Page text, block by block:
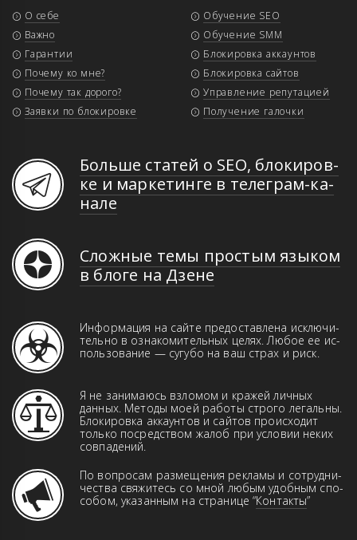
О себе
Важно
Гарантии
Почему ко мне?
Почему так дорого?
Заявки по блокировке
Обучение SEO
Обучение SMM
Блокировка аккаунтов
Блокировка сайтов
Управление репутацией
Получение галочки
Больше статей о SEO, бло­ки­ров­
ке и мар­ке­тин­ге в те­ле­грам-ка­
на­ле
Сложные темы простым языком
в блоге на Дзене
Информация на сайте предоставлена иск­­лю­­чи­­
те­ль­но в оз­на­ко­ми­тель­ных це­лях. Лю­бое ее ис­
поль­зо­ва­ние — сугубо на ваш страх и риск.
Я не занимаюсь взломом и кражей лич­ных
данн­ых. Ме­то­ды моей работы строго ле­галь­ны.
Бло­ки­ров­ка аккаунтов и сай­тов про­ис­хо­дит
только пос­ред­ством жа­лоб при ус­ло­вии неких
совпадений.
По вопросам размещения рекламы и сот­руд­ни­
чест­ва свя­жи­тесь со мной любым удоб­ным спо­
со­бом, указанным на странице “Контакты”